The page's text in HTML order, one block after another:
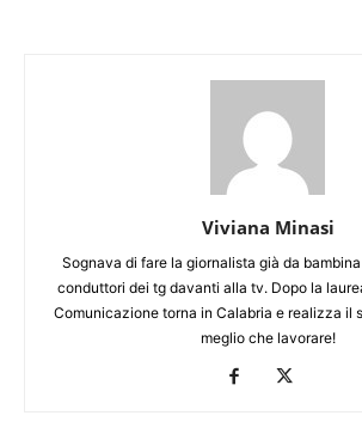
Viviana Minasi
Sognava di fare la giornalista già da
conduttori dei tg davanti alla tv. Dopo la
Comunicazione torna in Calabria e realizza il
meglio che lavorare!